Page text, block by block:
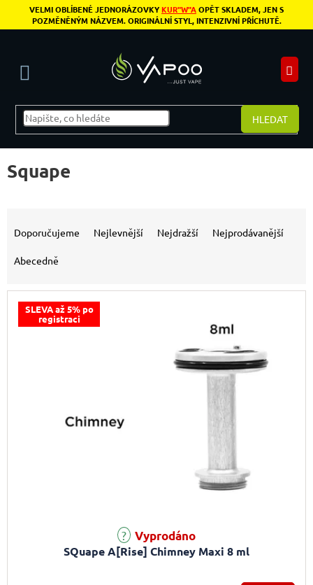
Přejít na obsah
VELMI OBLÍBENÉ JEDNORÁZOVKYKUR"W"AOPĚT SKLADEM, JEN S
POZMĚNĚNÝM NÁZVEM. ORIGINÁLNÍ STYL, INTENZIVNÍ PŘÍCHUTĚ.
HLEDAT
Squape
Doporučujeme Nejlevnější Nejdražší Nejprodávanější
Abecedně
Výpis produktů
SLEVA až 5% po
registraci
SQuape A[Rise] Chimney Maxi 8 ml
Vyprodáno